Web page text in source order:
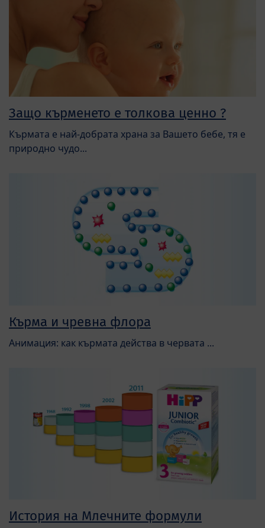
Защо кърменето е толкова ценно ?
Кърмата е най-добрата храна за Вашето бебе, тя е
природно чудо...
Кърма и чревна флора
Анимация: как кърмата действа в червата ...
История на Млечните формули